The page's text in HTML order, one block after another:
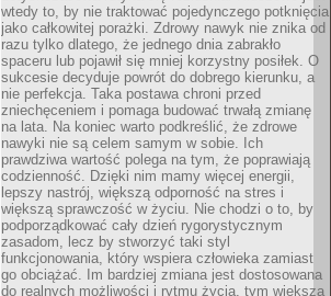
wtedy to, by nie traktować pojedynczego potknięcia
jako całkowitej porażki. Zdrowy nawyk nie znika od
razu tylko dlatego, że jednego dnia zabrakło
spaceru lub pojawił się mniej korzystny posiłek. O
sukcesie decyduje powrót do dobrego kierunku, a
nie perfekcja. Taka postawa chroni przed
zniechęceniem i pomaga budować trwałą zmianę
na lata. Na koniec warto podkreślić, że zdrowe
nawyki nie są celem samym w sobie. Ich
prawdziwa wartość polega na tym, że poprawiają
codzienność. Dzięki nim mamy więcej energii,
lepszy nastrój, większą odporność na stres i
większą sprawczość w życiu. Nie chodzi o to, by
podporządkować cały dzień rygorystycznym
zasadom, lecz by stworzyć taki styl
funkcjonowania, który wspiera człowieka zamiast
go obciążać. Im bardziej zmiana jest dostosowana
do realnych możliwości i rytmu życia, tym większa